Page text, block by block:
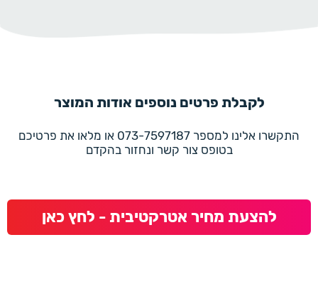
לקבלת פרטים נוספים אודות המוצר
התקשרו אלינו למספר 073-7597187 או מלאו את פרטיכם
בטופס צור קשר ונחזור בהקדם
להצעת מחיר אטרקטיבית - לחץ כאן